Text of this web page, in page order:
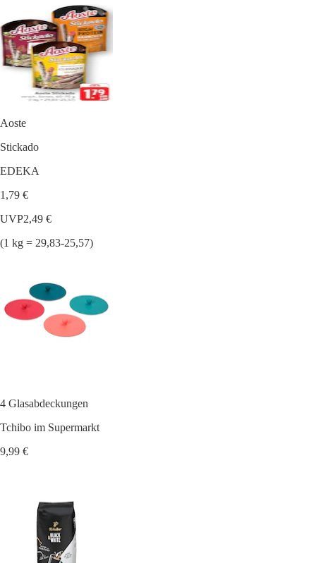
Aoste
Stickado
EDEKA
1,79 €
UVP2,49 €
(1 kg = 29,83-25,57)
4 Glasabdeckungen
Tchibo im Supermarkt
9,99 €